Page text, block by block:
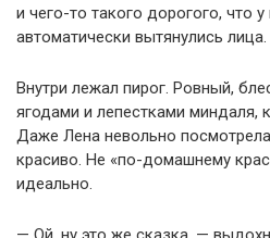
и чего-то такого дорогого, что
автоматически вытянулись лица.
Внутри лежал пирог. Ровный,
ягодами и лепестками миндаля,
Даже Лена невольно
красиво. Не «по-домашнему
идеально.